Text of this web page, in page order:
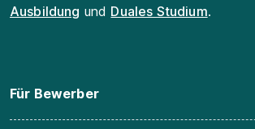
Ausbildung und Duales Studium.
Für Bewerber